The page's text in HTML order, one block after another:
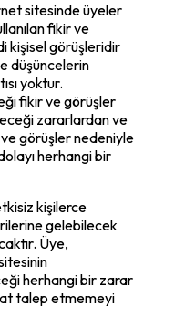
sitesinde üyeler
fikir ve
kişisel görüşleridir
düşüncelerin
yoktur.
fikir ve görüşler
zararlardan ve
görüşler nedeniyle
herhangi bir
kişilerce
gelebilecek
Üye,
herhangi bir zarar
talep etmemeyi